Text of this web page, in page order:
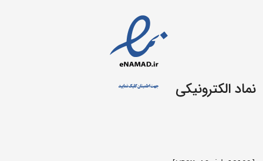
نماد الکترونیکی